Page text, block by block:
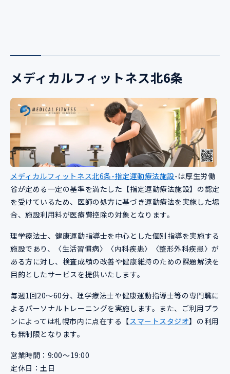
メディカルフィットネス北6条
メディカルフィットネス北6条-指定運動療法施設-は厚生労働
省が定める一定の基準を満たした【指定運動療法施設】の認定
を受けているため、医師の処方に基づき運動療法を実施した場
合、施設利用料が医療費控除の対象となります。
理学療法士、健康運動指導士を中心とした個別指導を実施する
施設であり、〈生活習慣病〉〈内科疾患〉〈整形外科疾患〉が
ある方に対し、検査成績の改善や健康維持のための課題解決を
目的としたサービスを提供いたします。
毎週1回20〜60分、理学療法士や健康運動指導士等の専門職に
よるパーソナルトレーニングを実施します。また、ご利用プラ
ンによっては札幌市内に点在する【スマートスタジオ】の利用
も無制限となります。
営業時間：9:00〜19:00
定休日：土日